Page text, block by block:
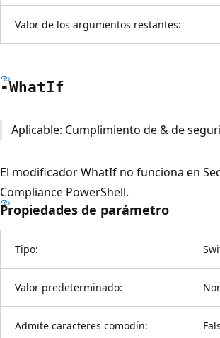
Valor de los argumentos restantes:
-WhatIf
Aplicable: Cumplimiento de & de
El modificador WhatIf no funciona en
Compliance PowerShell.
Propiedades de parámetro
Tipo:
Valor predeterminado:
Admite caracteres comodín: